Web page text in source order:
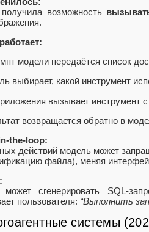
возможность
модели передаётся список
выбирает, какой инструмент
вызывает инструмент
возвращается обратно в
the-loop:
действий модель может
файла), меняя
сгенерировать SQL-
пользователя: “Выполнить
системы